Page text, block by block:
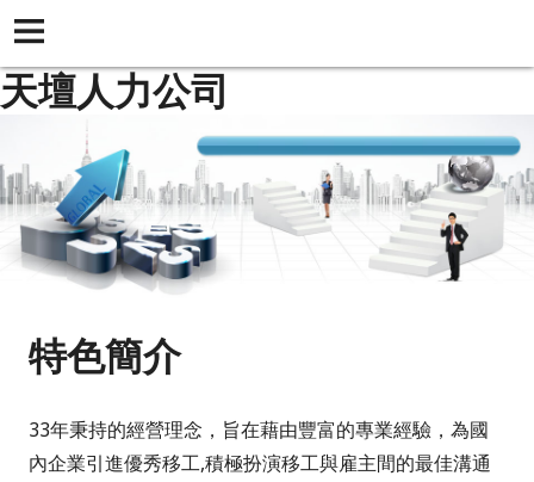
天壇人力公司
特色簡介
33年秉持的經營理念，旨在藉由豐富的專業經驗，為國
內企業引進優秀移工,積極扮演移工與雇主間的最佳溝通